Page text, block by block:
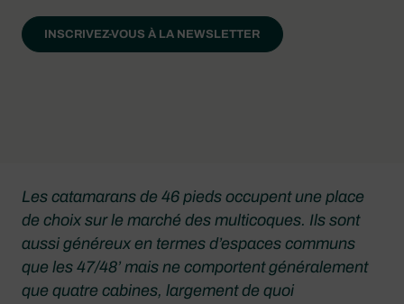
INSCRIVEZ-VOUS À LA NEWSLETTER
Les catamarans de 46 pieds occupent une place
de choix sur le marché des multicoques. Ils sont
aussi généreux en termes d’espaces communs
que les 47/48’ mais ne comportent généralement
que quatre cabines, largement de quoi